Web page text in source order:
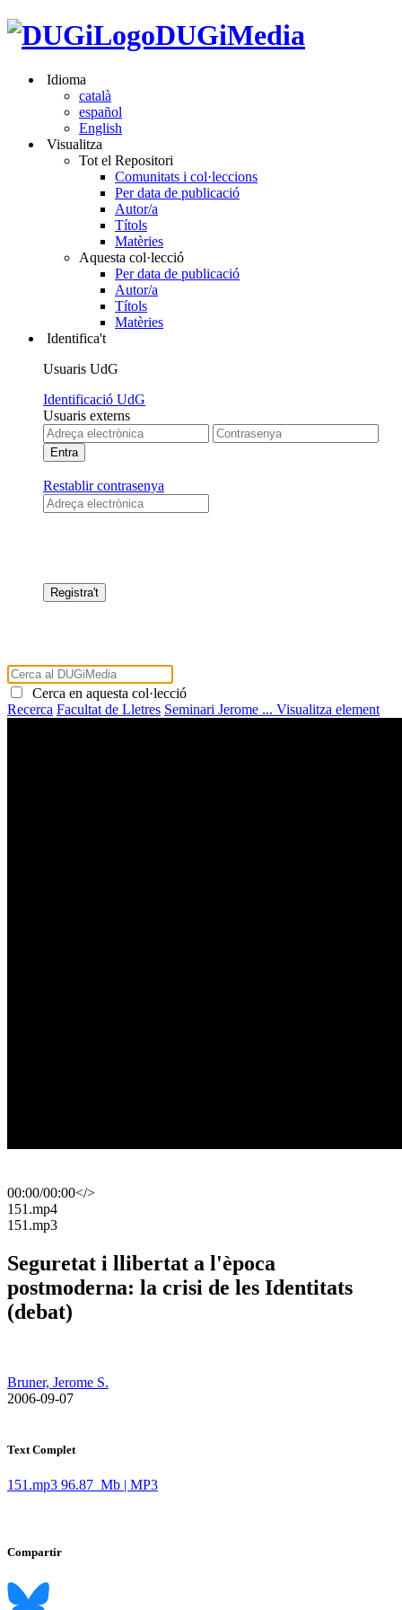
DUGiMedia
Idioma
català
español
English
Visualitza
Tot el Repositori
Comunitats i col·leccions
Per data de publicació
Autor/a
Títols
Matèries
Aquesta col·lecció
Per data de publicació
Autor/a
Títols
Matèries
Identifica't
Usuaris UdG
Identificació UdG
Usuaris externs
Restablir contrasenya
Cerca en aquesta col·lecció
Recerca Facultat de Lletres Seminari Jerome ... Visualitza element
00:00/00:00</>
​151.mp4
​151.mp3
Seguretat i llibertat a l'època
postmoderna: la crisi de les Identitats
(debat)
Bruner, Jerome S.
​ 2006-09-07
Text Complet
151.mp3 96.87 Mb | MP3
Compartir